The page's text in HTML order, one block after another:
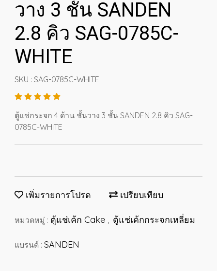
วาง 3 ชั้น SANDEN
2.8 คิว SAG-0785C-
WHITE
SKU : SAG-0785C-WHITE
ตู้แช่กระจก 4 ด้าน ชั้นวาง 3 ชั้น SANDEN 2.8 คิว SAG-
0785C-WHITE
เพิ่มรายการโปรด เปรียบเทียบ
หมวดหมู่ : ตู้แช่เค้ก Cake , ตู้แช่เค้กกระจกเหลี่ยม
แบรนด์ : SANDEN